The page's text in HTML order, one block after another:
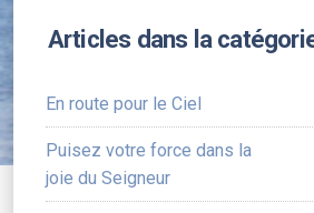
Articles dans la
En route pour le Ciel
Puisez votre force dans la
joie du Seigneur